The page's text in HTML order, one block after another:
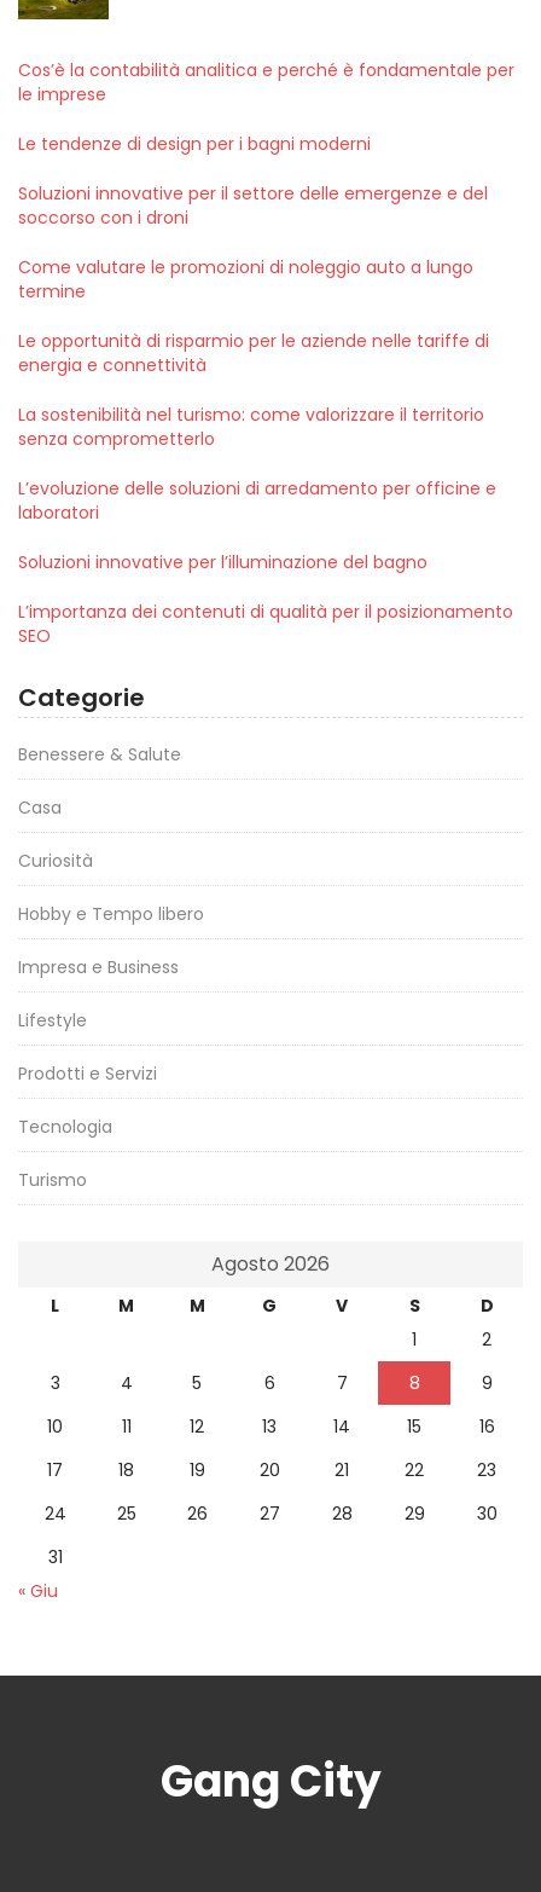
Cos’è la contabilità analitica e perché è fondamentale per
le imprese
Le tendenze di design per i bagni moderni
Soluzioni innovative per il settore delle emergenze e del
soccorso con i droni
Come valutare le promozioni di noleggio auto a lungo
termine
Le opportunità di risparmio per le aziende nelle tariffe di
energia e connettività
La sostenibilità nel turismo: come valorizzare il territorio
senza comprometterlo
L’evoluzione delle soluzioni di arredamento per officine e
laboratori
Soluzioni innovative per l’illuminazione del bagno
L’importanza dei contenuti di qualità per il posizionamento
SEO
Categorie
Benessere & Salute
Casa
Curiosità
Hobby e Tempo libero
Impresa e Business
Lifestyle
Prodotti e Servizi
Tecnologia
Turismo
Agosto 2026
L M M G V S
D
1
2
3
4 5 6 7 8
9
10
11 12 13 14 15
16
17
18 19 20 21 22
23
24
25 26 27 28 29
30
31
« Giu
Gang City